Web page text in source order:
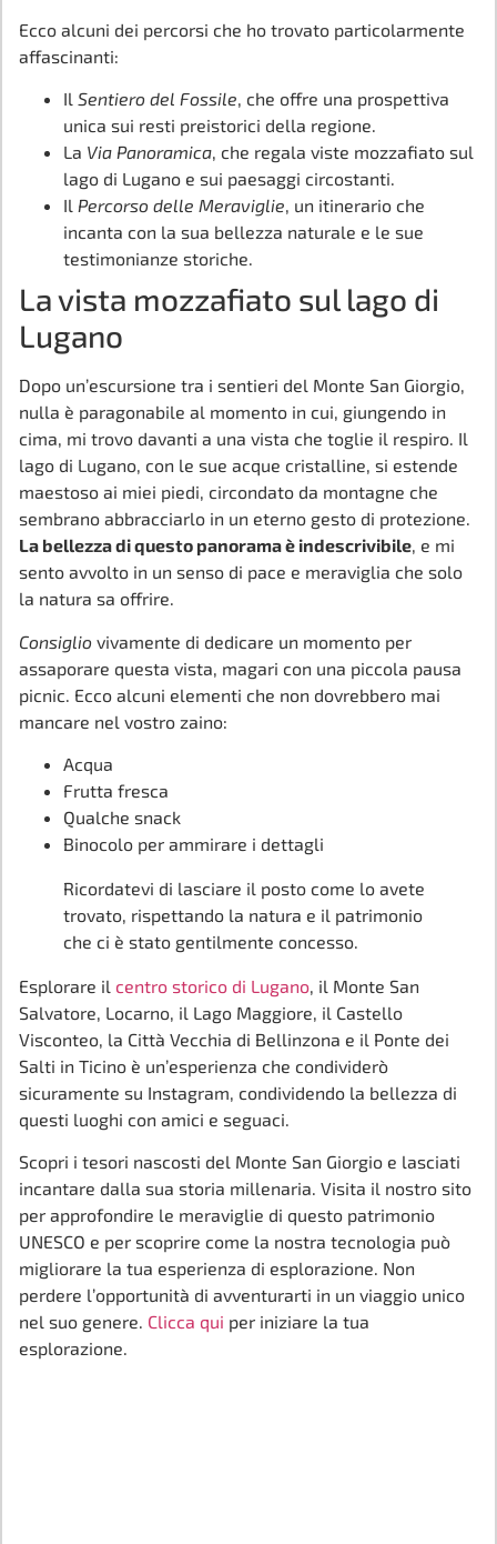
Ecco alcuni dei percorsi che ho trovato particolarmente
affascinanti:
Il Sentiero del Fossile, che offre una prospettiva
unica sui resti preistorici della regione.
La Via Panoramica, che regala viste mozzafiato sul
lago di Lugano e sui paesaggi circostanti.
Il Percorso delle Meraviglie, un itinerario che
incanta con la sua bellezza naturale e le sue
testimonianze storiche.
La vista mozzafiato sul lago di
Lugano
Dopo un’escursione tra i sentieri del Monte San Giorgio,
nulla è paragonabile al momento in cui, giungendo in
cima, mi trovo davanti a una vista che toglie il respiro. Il
lago di Lugano, con le sue acque cristalline, si estende
maestoso ai miei piedi, circondato da montagne che
sembrano abbracciarlo in un eterno gesto di protezione.
La bellezza di questo panorama è indescrivibile, e mi
sento avvolto in un senso di pace e meraviglia che solo
la natura sa offrire.
Consiglio vivamente di dedicare un momento per
assaporare questa vista, magari con una piccola pausa
picnic. Ecco alcuni elementi che non dovrebbero mai
mancare nel vostro zaino:
Acqua
Frutta fresca
Qualche snack
Binocolo per ammirare i dettagli
Ricordatevi di lasciare il posto come lo avete
trovato, rispettando la natura e il patrimonio
che ci è stato gentilmente concesso.
Esplorare il centro storico di Lugano, il Monte San
Salvatore, Locarno, il Lago Maggiore, il Castello
Visconteo, la Città Vecchia di Bellinzona e il Ponte dei
Salti in Ticino è un’esperienza che condividerò
sicuramente su Instagram, condividendo la bellezza di
questi luoghi con amici e seguaci.
Scopri i tesori nascosti del Monte San Giorgio e lasciati
incantare dalla sua storia millenaria. Visita il nostro sito
per approfondire le meraviglie di questo patrimonio
UNESCO e per scoprire come la nostra tecnologia può
migliorare la tua esperienza di esplorazione. Non
perdere l’opportunità di avventurarti in un viaggio unico
nel suo genere. Clicca qui per iniziare la tua
esplorazione.